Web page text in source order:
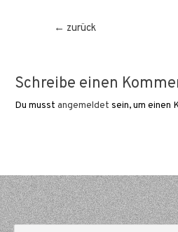
Beitragsnavigation
← zurück
Schreibe einen
Du musstangemeldet sein, um einen